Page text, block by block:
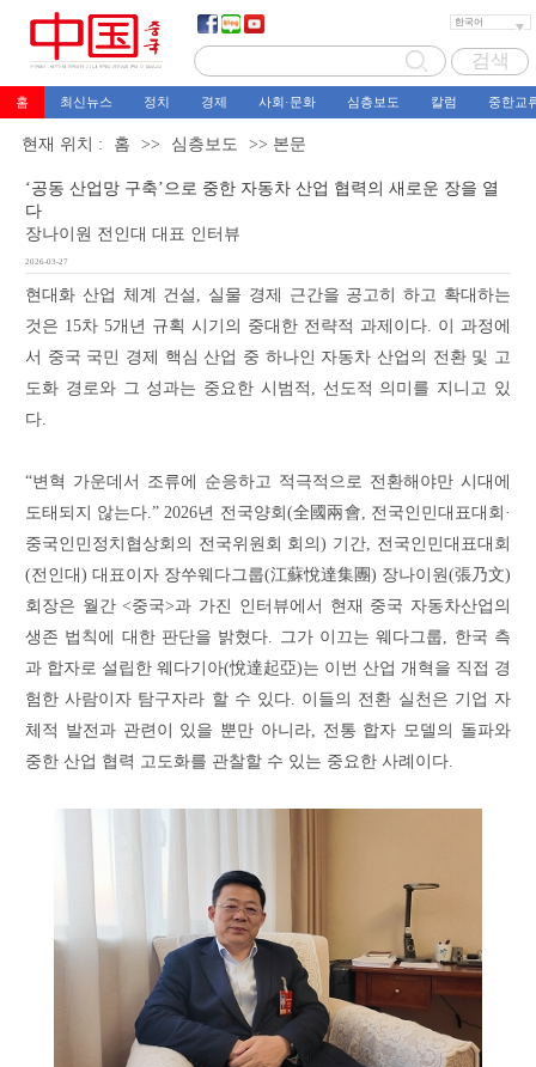
홈 최신뉴스 정치 경제 사회·문화 심층보도 칼럼 중한교
현재 위치 : 홈 >> 심층보도 >> 본문
‘공동 산업망 구축’으로 중한 자동차 산업 협력의 새로운 장을 열
다
장나이원 전인대 대표 인터뷰
2026-03-27
현대화 산업 체계 건설, 실물 경제 근간을 공고히 하고 확대하는
것은 15차 5개년 규획 시기의 중대한 전략적 과제이다. 이 과정에
서 중국 국민 경제 핵심 산업 중 하나인 자동차 산업의 전환 및 고
도화 경로와 그 성과는 중요한 시범적, 선도적 의미를 지니고 있
다.
“변혁 가운데서 조류에 순응하고 적극적으로 전환해야만 시대에
도태되지 않는다.” 2026년 전국양회(全國兩會, 전국인민대표대회·
중국인민정치협상회의 전국위원회 회의) 기간, 전국인민대표대회
(전인대) 대표이자 장쑤웨다그룹(江蘇悅達集團) 장나이원(張乃文)
회장은 월간 <중국>과 가진 인터뷰에서 현재 중국 자동차산업의
생존 법칙에 대한 판단을 밝혔다. 그가 이끄는 웨다그룹, 한국 측
과 합자로 설립한 웨다기아(悅達起亞)는 이번 산업 개혁을 직접 경
험한 사람이자 탐구자라 할 수 있다. 이들의 전환 실천은 기업 자
체적 발전과 관련이 있을 뿐만 아니라, 전통 합자 모델의 돌파와
중한 산업 협력 고도화를 관찰할 수 있는 중요한 사례이다.